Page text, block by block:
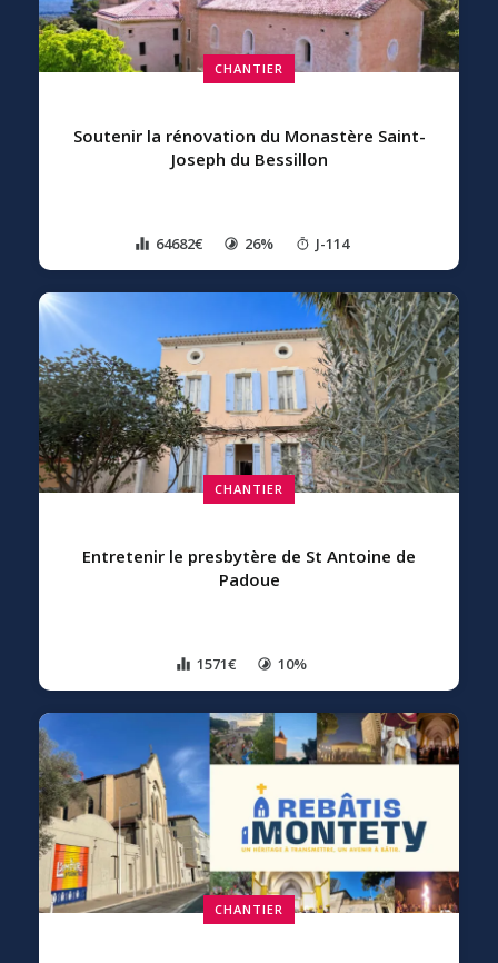
CHANTIER
Soutenir la rénovation du Monastère Saint-
Joseph du Bessillon
64682€ 26% J-114
CHANTIER
Entretenir le presbytère de St Antoine de
Padoue
1571€ 10%
CHANTIER